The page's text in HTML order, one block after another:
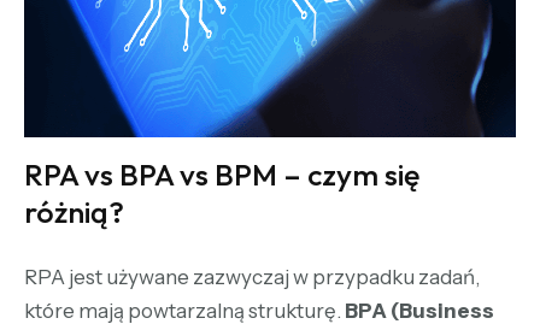
RPA vs BPA vs BPM – czym się
różnią?
RPA jest używane zazwyczaj w przypadku zadań,
które mają powtarzalną strukturę. BPA (Business